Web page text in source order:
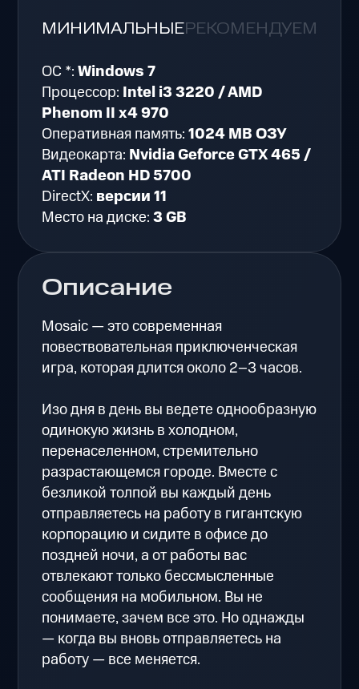
Описание
Mosaic — это современная
повествовательная приключенческая
игра, которая длится около 2–3 часов.
Изо дня в день вы ведете однообразную
одинокую жизнь в холодном,
перенаселенном, стремительно
разрастающемся городе. Вместе с
безликой толпой вы каждый день
отправляетесь на работу в гигантскую
корпорацию и сидите в офисе до
поздней ночи, а от работы вас
отвлекают только бессмысленные
сообщения на мобильном. Вы не
понимаете, зачем все это. Но однажды
— когда вы вновь отправляетесь на
работу — все меняется.
МИНИМАЛЬНЫЕРЕКОМЕНДУЕМЫЕ
ОС *:Windows 7
Процессор: Intel i3 3220 / AMD
Phenom II x4 970
Оперативная память:1024 MB ОЗУ
Видеокарта: Nvidia Geforce GTX 465 /
ATI Radeon HD 5700
DirectX: версии 11
Место на диске:3 GB